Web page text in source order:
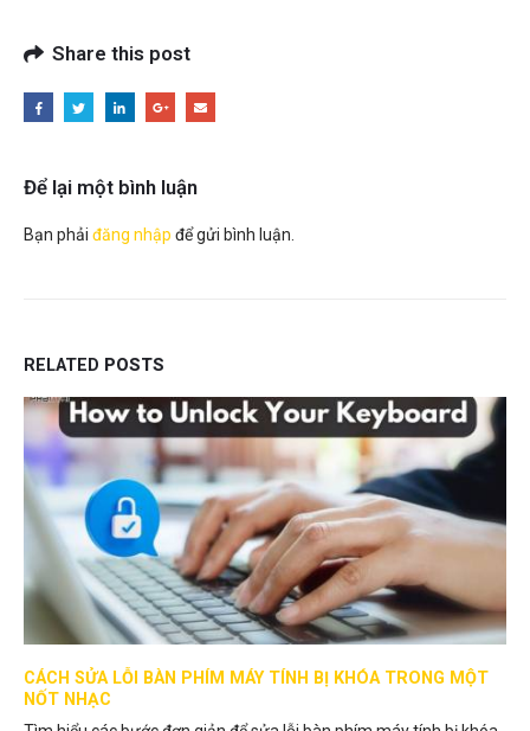
Share this post
Để lại một bình luận
Bạn phải đăng nhập để gửi bình luận.
RELATED POSTS
GIẢI ĐÁP THẮC MẮC CHO NGƯỜI MỚI CHUYỂN SANG NGHỆ
THUẬT SỐ